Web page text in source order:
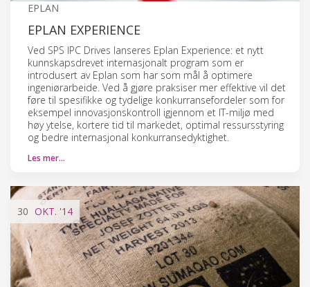
EPLAN
EPLAN EXPERIENCE
Ved SPS IPC Drives lanseres Eplan Experience: et nytt
kunnskapsdrevet internasjonalt program som er
introdusert av Eplan som har som mål å optimere
ingeniørarbeide. Ved å gjøre praksiser mer effektive vil det
føre til spesifikke og tydelige konkurransefordeler som for
eksempel innovasjonskontroll igjennom et IT-miljø med
høy ytelse, kortere tid til markedet, optimal ressursstyring
og bedre internasjonal konkurransedyktighet.
Les mer…
30 OKT. '14